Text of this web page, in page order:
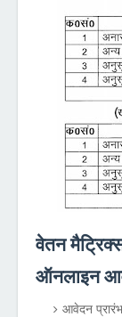
वेतन
ऑनलाइन
आवेदन